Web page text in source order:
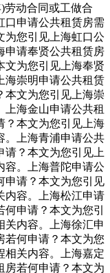
劳动合同或工做合
口申请公共租赁房需
为您引见上海虹口公
申请奉贤公共租赁房
文为您引见上海奉贤
海崇明申请公共租赁
本文为您引见上海崇
上海金山申请公共租
？本文为您引见上海
。上海青浦申请公共
请？本文为您引见上
容。上海普陀申请公
申请？本文为您引见
内容。上海松江申请
申请？本文为您引
关内容。上海徐汇申
若何申请？本文为您
相关内容。上海嘉定
房若何申请？本文为